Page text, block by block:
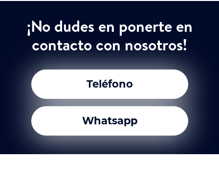
¡No dudes en ponerte en
contacto con nosotros!
Teléfono
Whatsapp